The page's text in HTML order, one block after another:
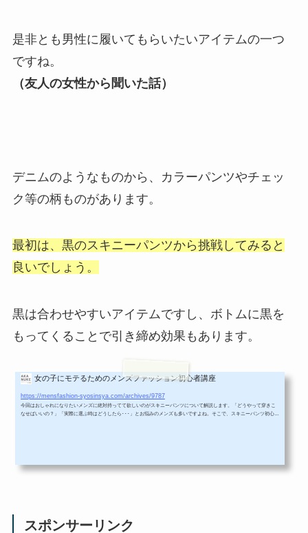
是非とも男性に履いてもらいたいアイテムの一つ
ですね。
（友人の女性から聞いた話）
デニムのようなものから、カラーパンツやチェッ
ク等の柄ものがあります。
最初は、黒のスキニーパンツから挑戦してみると
良いでしょう。
黒は合わせやすいアイテムですし、ボトムに黒を
もってくることで引き締め効果もあります。
女の子にモテるためのメンズファッション初心者講座
https://mensfashion-syosinsya.com/archives/9787
今回はおしゃれになりたいメンズに絶対持ってて欲しいのがスキニーパンツについて解説します。「どうやって穿きこ
なせばいいの？」「実際に選ぶ時はどうしたら･･･」とお悩みのメンズも多いですよね。そこで、スキニーパンツ初心者
スポンサーリンク